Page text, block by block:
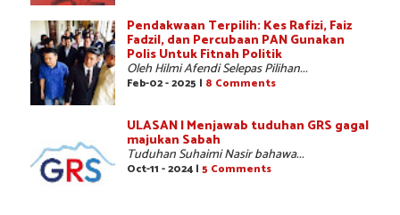
Pendakwaan Terpilih: Kes Rafizi, Faiz
Fadzil, dan Percubaan PAN Gunakan
Polis Untuk Fitnah Politik
Oleh Hilmi Afendi Selepas Pilihan...
Feb-02 - 2025 | 8 Comments
ULASAN | Menjawab tuduhan GRS gagal
majukan Sabah
Tuduhan Suhaimi Nasir bahawa...
Oct-11 - 2024 | 5 Comments